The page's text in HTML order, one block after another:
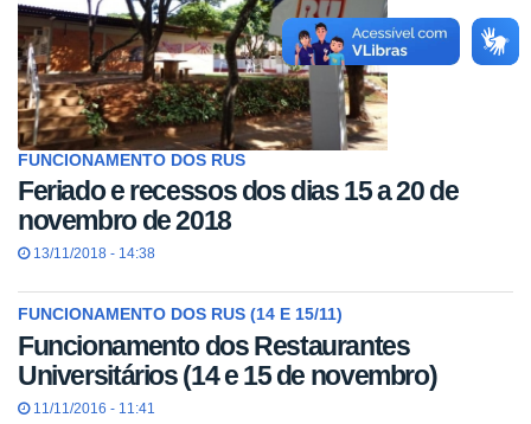
FUNCIONAMENTO DOS RUS
Feriado e recessos dos dias 15 a 20 de
novembro de 2018
13/11/2018 - 14:38
FUNCIONAMENTO DOS RUS (14 E 15/11)
Funcionamento dos Restaurantes
Universitários (14 e 15 de novembro)
11/11/2016 - 11:41